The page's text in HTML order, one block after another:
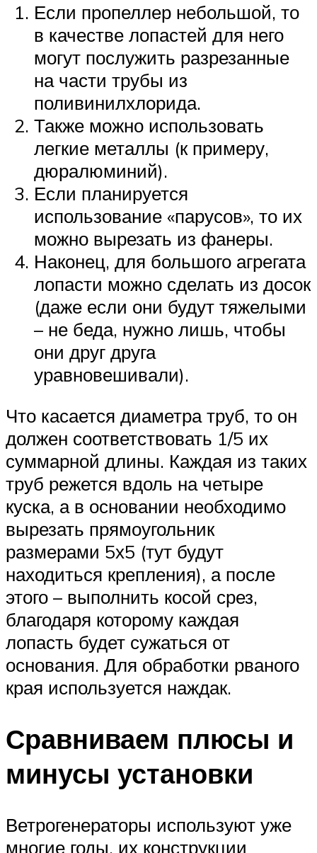
Если пропеллер небольшой, то
в качестве лопастей для него
могут послужить разрезанные
на части трубы из
поливинилхлорида.
Также можно использовать
легкие металлы (к примеру,
дюралюминий).
Если планируется
использование «парусов», то их
можно вырезать из фанеры.
Наконец, для большого агрегата
лопасти можно сделать из досок
(даже если они будут тяжелыми
– не беда, нужно лишь, чтобы
они друг друга
уравновешивали).
Что касается диаметра труб, то он
должен соответствовать 1/5 их
суммарной длины. Каждая из таких
труб режется вдоль на четыре
куска, а в основании необходимо
вырезать прямоугольник
размерами 5х5 (тут будут
находиться крепления), а после
этого – выполнить косой срез,
благодаря которому каждая
лопасть будет сужаться от
основания. Для обработки рваного
края используется наждак.
Сравниваем плюсы и
минусы установки
Ветрогенераторы используют уже
многие годы, их конструкции